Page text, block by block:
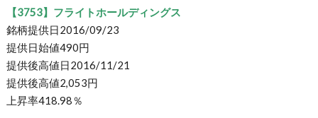
【3753】フライトホールディングス
銘柄提供日2016/09/23
提供日始値490円
提供後高値日2016/11/21
提供後高値2,053円
上昇率418.98％